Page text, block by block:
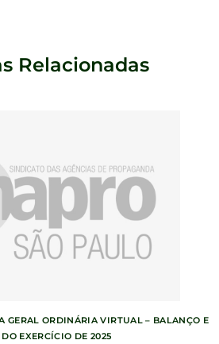
Relacionadas
GERAL ORDINÁRIA VIRTUAL – BALANÇO E
EXERCÍCIO DE 2025